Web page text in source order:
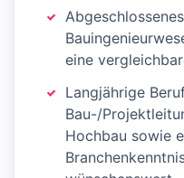
eine
Langjährige
Bau-/
Hochbau sowie